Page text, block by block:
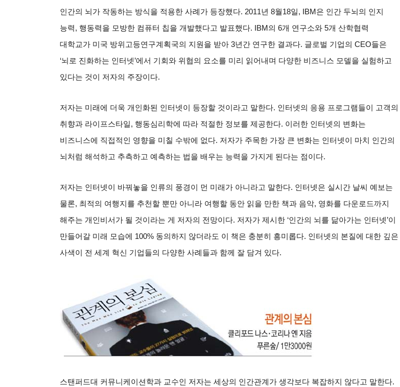
인간의 뇌가 작동하는 방식을 적용한 사례가 등장했다. 2011년 8월18일, IBM은 인간 두뇌의 인지
능력, 행동력을 모방한 컴퓨터 칩을 개발했다고 발표했다. IBM의 6개 연구소와 5개 산학협력
대학교가 미국 방위고등연구계획국의 지원을 받아 3년간 연구한 결과다. 글로벌 기업의 CEO들은
‘뇌로 진화하는 인터넷’에서 기회와 위협의 요소를 미리 읽어내며 다양한 비즈니스 모델을 실험하고
있다는 것이 저자의 주장이다.
저자는 미래에 더욱 개인화된 인터넷이 등장할 것이라고 말한다. 인터넷의 응용 프로그램들이 고객의
취향과 라이프스타일, 행동심리학에 따라 적절한 정보를 제공한다. 이러한 인터넷의 변화는
비즈니스에 직접적인 영향을 미칠 수밖에 없다. 저자가 주목한 가장 큰 변화는 인터넷이 마치 인간의
뇌처럼 해석하고 추측하고 예측하는 법을 배우는 능력을 가지게 된다는 점이다.
저자는 인터넷이 바꿔놓을 인류의 풍경이 먼 미래가 아니라고 말한다. 인터넷은 실시간 날씨 예보는
물론, 최적의 여행지를 추천할 뿐만 아니라 여행할 동안 읽을 만한 책과 음악, 영화를 다운로드까지
해주는 개인비서가 될 것이라는 게 저자의 전망이다. 저자가 제시한 ‘인간의 뇌를 닮아가는 인터넷’이
만들어갈 미래 모습에 100% 동의하지 않더라도 이 책은 충분히 흥미롭다. 인터넷의 본질에 대한 깊은
사색이 전 세계 혁신 기업들의 다양한 사례들과 함께 잘 담겨 있다.
스탠퍼드대 커뮤니케이션학과 교수인 저자는 세상의 인간관계가 생각보다 복잡하지 않다고 말한다.